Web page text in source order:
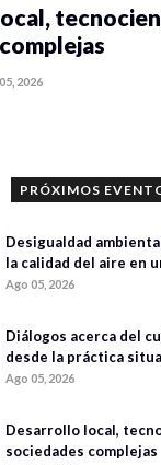
2026
PRÓXIMOS
Desigualdad
la calidad del aire en
Ago 05, 2026
Diálogos acerca del
desde la práctica
Ago 05, 2026
Desarrollo local,
sociedades complejas